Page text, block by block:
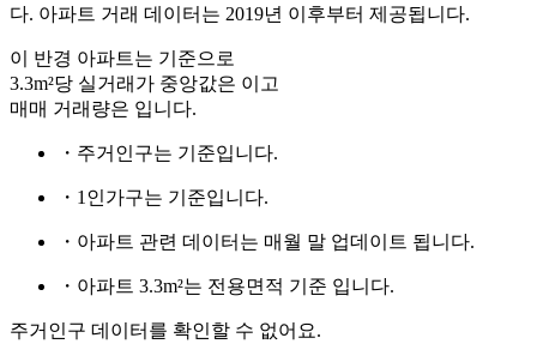
다. 아파트 거래 데이터는 2019년 이후부터 제공됩니다.
이 반경 아파트는 기준으로
3.3m²당 실거래가 중앙값은 이고
매매 거래량은 입니다.
・주거인구는 기준입니다.
・1인가구는 기준입니다.
・아파트 관련 데이터는 매월 말 업데이트 됩니다.
・아파트 3.3m²는 전용면적 기준 입니다.
주거인구 데이터를 확인할 수 없어요.